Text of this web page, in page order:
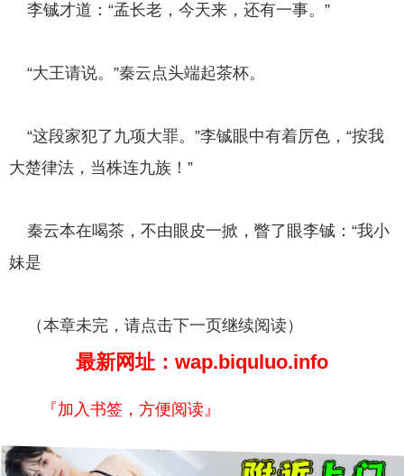
李铖才道：“孟长老，今天来，还有一事。”
“大王请说。”秦云点头端起茶杯。
“这段家犯了九项大罪。”李铖眼中有着厉色，“按我
大楚律法，当株连九族！”
秦云本在喝茶，不由眼皮一掀，瞥了眼李铖：“我小
妹是
（本章未完，请点击下一页继续阅读）
最新网址：wap.biquluo.info
『加入书签，方便阅读』